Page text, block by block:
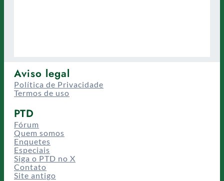
Aviso legal
Política de Privacidade
Termos de uso
PTD
Fórum
Quem somos
Enquetes
Especiais
Siga o PTD no X
Contato
Site antigo